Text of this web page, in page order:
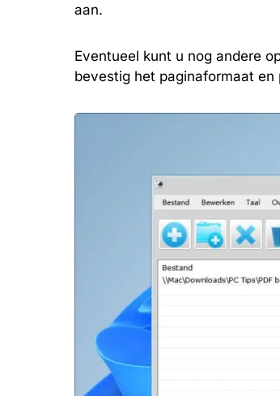
aan.
Eventueel kunt u nog andere
bevestig het paginaformaat en